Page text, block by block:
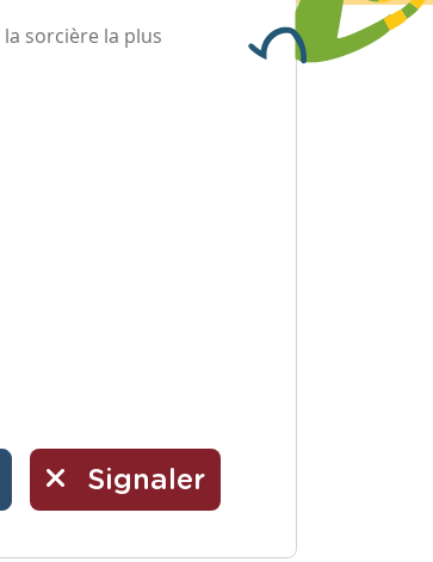
sorcière la plus
Signaler